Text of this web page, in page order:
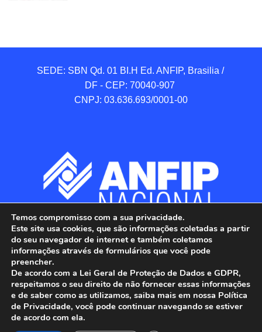
SEDE: SBN Qd. 01 BI.H Ed. ANFIP, Brasilia /
DF - CEP: 70040-907
CNPJ: 03.636.693/0001-00
ANFIP - Associação Nacional dos Auditores
Fiscais da Receita Federal do Brasil.
Temos compromisso com a sua privacidade.
Este site usa cookies, que são informações coletadas a partir
do seu navegador de internet e também coletamos
informações através de formulários que você pode
preencher.
De acordo com a Lei Geral de Proteção de Dados e GDPR,
respeitamos o seu direito de não fornecer essas informações
e de saber como as utilizamos, saiba mais em nossa Política
de Privacidade, você pode continuar navegando se estiver
de acordo com ela.